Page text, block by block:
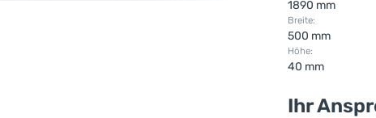
1890 mm
Breite:
500 mm
Höhe:
40 mm
Ihr